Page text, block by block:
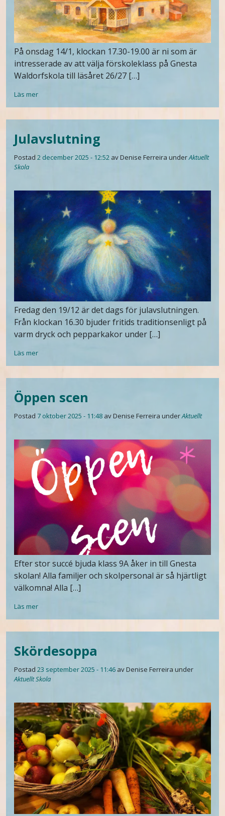
På onsdag 14/1, klockan 17.30-19.00 är ni som är
intresserade av att välja förskoleklass på Gnesta
Waldorfskola till läsåret 26/27 […]
Läs mer
Julavslutning
Postad 2 december 2025 - 12:52 av Denise Ferreira underAktuellt
Skola
Fredag den 19/12 är det dags för julavslutningen.
Från klockan 16.30 bjuder fritids traditionsenligt på
varm dryck och pepparkakor under […]
Läs mer
Öppen scen
Postad 7 oktober 2025 - 11:48 av Denise Ferreira underAktuellt
Efter stor succé bjuda klass 9A åker in till Gnesta
skolan! Alla familjer och skolpersonal är så hjärtligt
välkomna! Alla […]
Läs mer
Skördesoppa
Postad 23 september 2025 - 11:46 av Denise Ferreira under
AktuelltSkola